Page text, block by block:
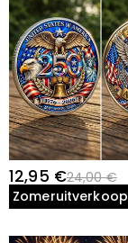
12,95 €24,00 €
Zomeruitverkoop